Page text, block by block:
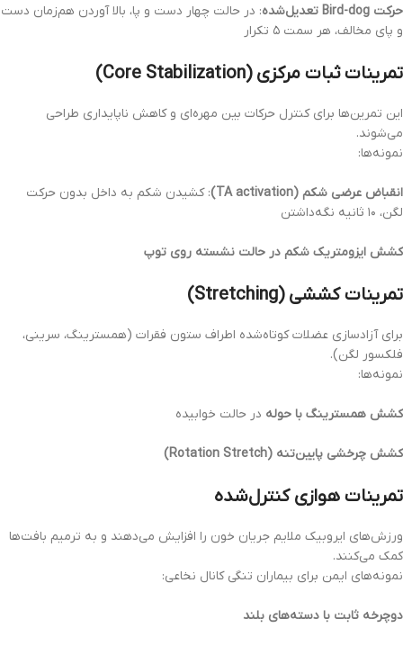
حرکت Bird-dog تعدیل‌شده
: در حالت چهار دست و پا، بالا آوردن هم‌زمان دست
و پای مخالف، هر سمت ۵ تکرار
تمرینات ثبات مرکزی (Core Stabilization)
این تمرین‌ها برای کنترل حرکات بین مهره‌ای و کاهش ناپایداری طراحی
می‌شوند.
نمونه‌ها:
انقباض عرضی شکم (TA activation)
: کشیدن شکم به داخل بدون حرکت
لگن، ۱۰ ثانیه نگه‌داشتن
کشش ایزومتریک شکم در حالت نشسته روی توپ
تمرینات کششی (Stretching)
برای آزادسازی عضلات کوتاه‌شده اطراف ستون فقرات (همسترینگ، سرینی،
فلکسور لگن).
نمونه‌ها:
کشش همسترینگ با حوله در حالت خوابیده
کشش چرخشی پایین‌تنه (Rotation Stretch)
تمرینات هوازی کنترل‌شده
ورزش‌های ایروبیک ملایم جریان خون را افزایش می‌دهند و به ترمیم بافت‌ها
کمک می‌کنند.
نمونه‌های ایمن برای بیماران تنگی کانال نخاعی:
دوچرخه ثابت با دسته‌های بلند